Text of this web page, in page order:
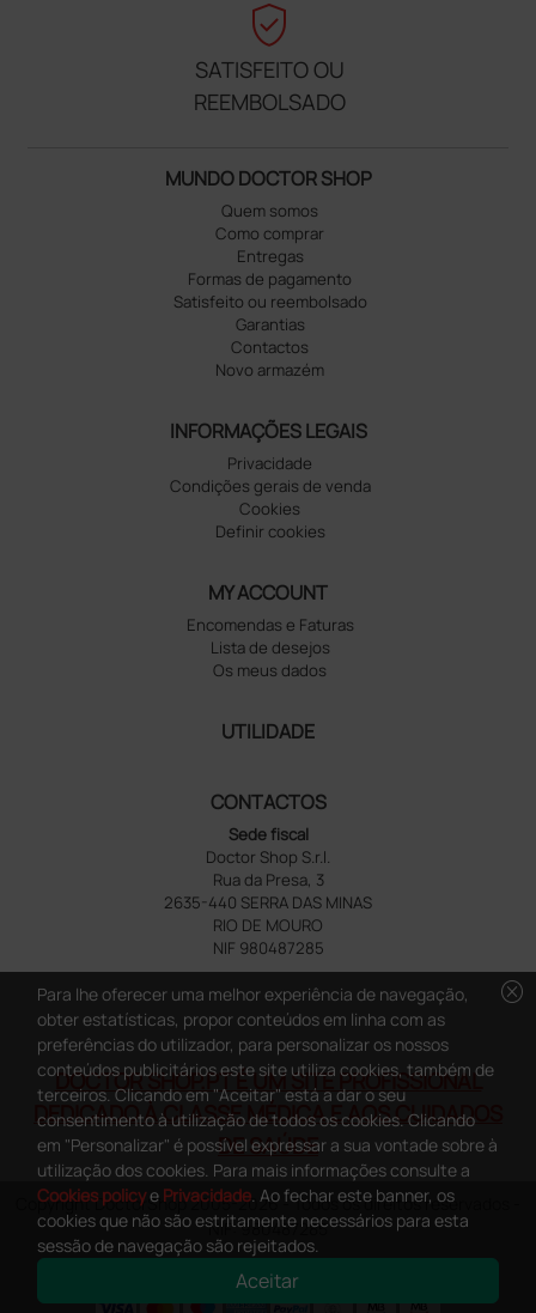
verified_user
SATISFEITO OU
REEMBOLSADO
MUNDO DOCTOR SHOP
Quem somos
Como comprar
Entregas
Formas de pagamento
Satisfeito ou reembolsado
Garantias
Contactos
Novo armazém
INFORMAÇÕES LEGAIS
Privacidade
Condições gerais de venda
Cookies
Definir cookies
MY ACCOUNT
Encomendas e Faturas
Lista de desejos
Os meus dados
UTILIDADE
CONTACTOS
Sede fiscal
Doctor Shop S.r.l.
Rua da Presa, 3
2635-440 SERRA DAS MINAS
RIO DE MOURO
NIF 980487285
DOCTOR SHOP.PT É UM SITE PROFISSIONAL
DEDICADO À CLASSE MÉDICA E AOS CUIDADOS
DE SAÚDE
Copyright DoctorShop 2005-2026 - Todos os direitos reservados -
NIF: 980487285
cancel
Para lhe oferecer uma melhor experiência de navegação,
obter estatísticas, propor conteúdos em linha com as
preferências do utilizador, para personalizar os nossos
conteúdos publicitários este site utiliza cookies, também de
terceiros. Clicando em "Aceitar" está a dar o seu
consentimento à utilização de todos os cookies. Clicando
em "Personalizar" é possível expressar a sua vontade sobre à
utilização dos cookies. Para mais informações consulte a
Cookies policye Privacidade. Ao fechar este banner, os
cookies que não são estritamente necessários para esta
sessão de navegação são rejeitados.
Aceitar